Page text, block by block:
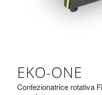
EKO-ONE
Confezionatrice rotativa